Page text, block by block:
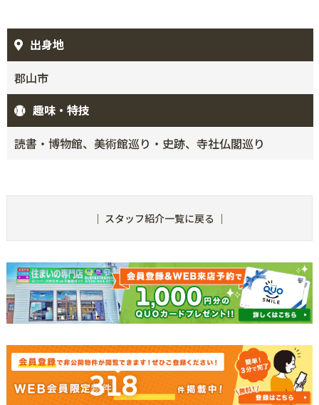
出身地
郡山市
趣味・特技
読書・博物館、美術館巡り・史跡、寺社仏閣巡り
｜ スタッフ紹介一覧に戻る ｜
318